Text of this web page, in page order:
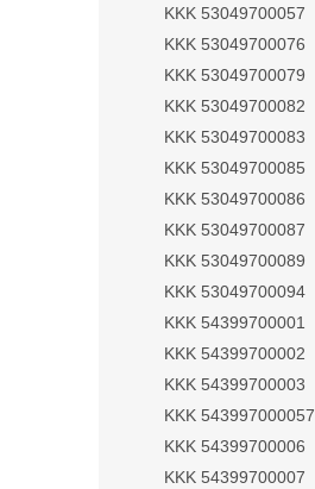
KKK 53049700057
KKK 53049700076
KKK 53049700079
KKK 53049700082
KKK 53049700083
KKK 53049700085
KKK 53049700086
KKK 53049700087
KKK 53049700089
KKK 53049700094
KKK 54399700001
KKK 54399700002
KKK 54399700003
KKK 543997000057
KKK 54399700006
KKK 54399700007